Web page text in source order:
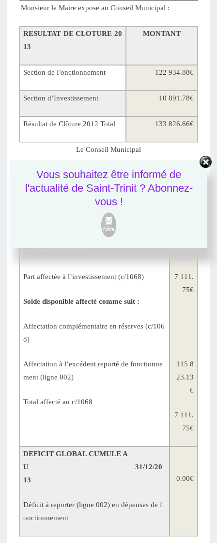
Monsieur le Maire expose au Conseil Municipal :
RESULTAT DE CLOTURE 20
13
MONTANT
Section de Fonctionnement 122 934.88€
Section d’Investissement 10 891.78€
Résultat de Clôture 2012 Total 133 826.66€
Le Conseil Municipal
DECIDEd’affecter le résultat de la façon suivante
EXCEDENT DE FONCTIONNEMENT GL
31/12/2013
Part affectée à l’investissement (c/1068)
Solde disponible affecté comme suit :
Affectation complémentaire en réserves (c/106
8)
Affectation à l’excédent reporté de fonctionne
ment (ligne 002)
Total affecté au c/1068
7 111.
75€
115 8
23.13
€
7 111.
75€
DEFICIT GLOBAL CUMULE A
U
31/12/20
13
Déficit à reporter (ligne 002) en dépenses de f
onctionnement
0.00€
Vous souhaitez être informé de
l'actualité de Saint-Trinit ? Abonnez-
vous !